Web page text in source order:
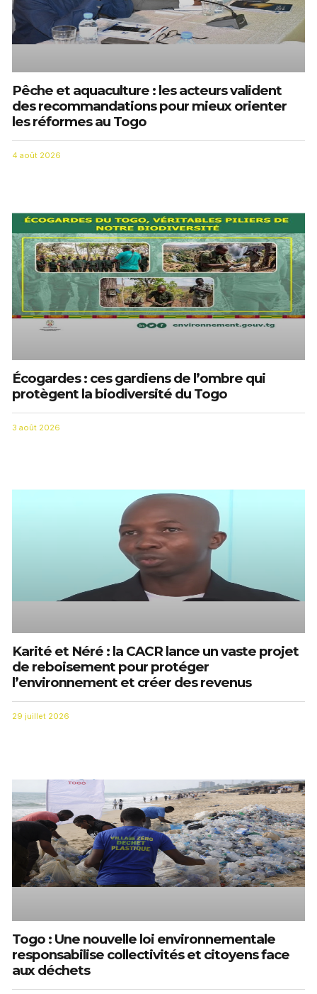
Pêche et aquaculture : les acteurs valident
des recommandations pour mieux orienter
les réformes au Togo
4 août 2026
Écogardes : ces gardiens de l’ombre qui
protègent la biodiversité du Togo
3 août 2026
Karité et Néré : la CACR lance un vaste projet
de reboisement pour protéger
l’environnement et créer des revenus
29 juillet 2026
Togo : Une nouvelle loi environnementale
responsabilise collectivités et citoyens face
aux déchets